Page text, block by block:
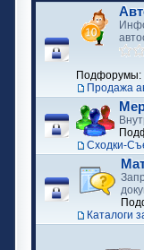
Подфорумы:
Продажа
Сходки-
Каталоги